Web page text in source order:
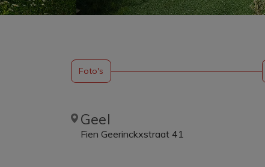
Geel
Fien Geerinckxstraat 41
Foto's